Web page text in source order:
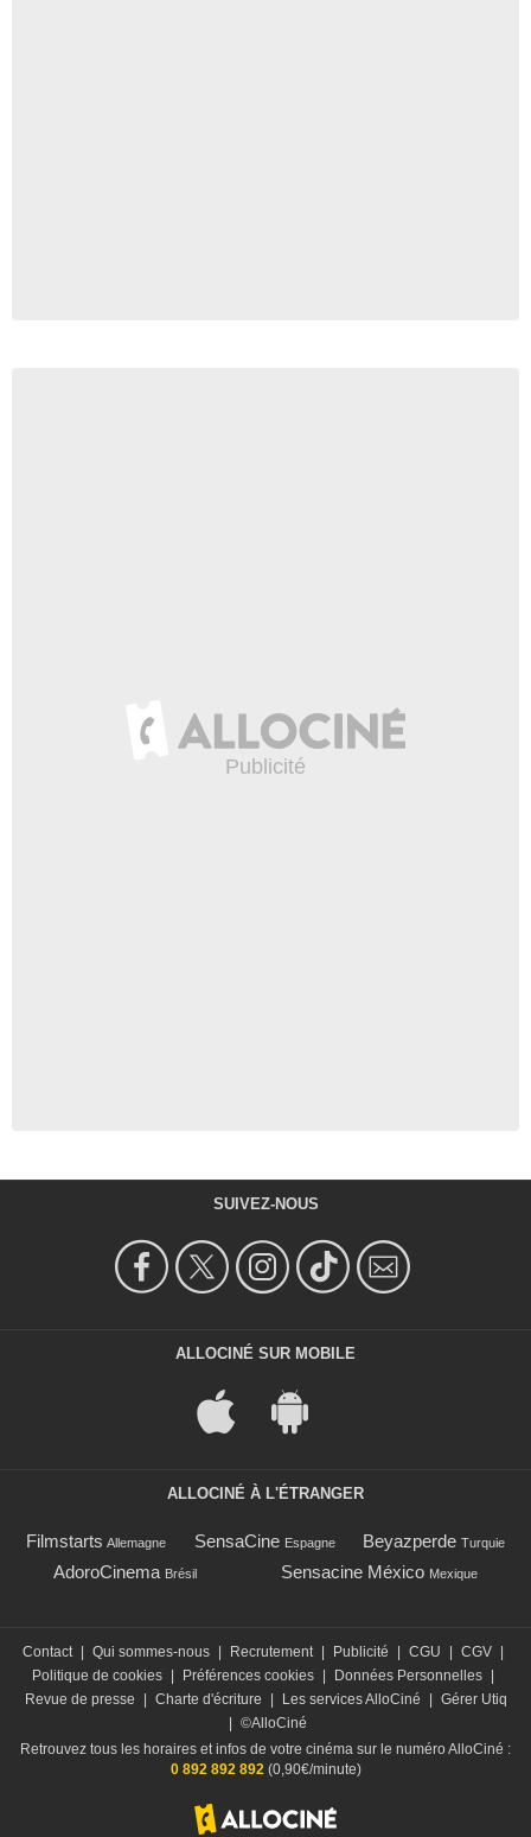
SUIVEZ-NOUS
ALLOCINÉ SUR MOBILE
ALLOCINÉ À L'ÉTRANGER
Filmstarts Allemagne SensaCine Espagne Beyazperde Turquie
AdoroCinema Brésil Sensacine México Mexique
Contact | Qui sommes-nous | Recrutement | Publicité | CGU | CGV |
Politique de cookies | Préférences cookies | Données Personnelles |
Revue de presse
| Charte d'écriture | Les services AlloCiné | Gérer Utiq
| ©AlloCiné
Retrouvez tous les horaires et infos de votre cinéma sur le numéro AlloCiné :
0 892 892 892(0,90€/minute)